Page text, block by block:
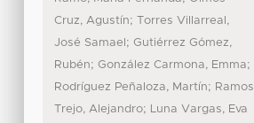
Cruz, Agustín;
Torres Villarreal,
José Samael ; Gutiérrez Gómez,
Rubén; González Carmona, Emma;
Rodríguez Peñaloza, Martín; Ramos
Trejo, Alejandro; Luna Vargas, Eva